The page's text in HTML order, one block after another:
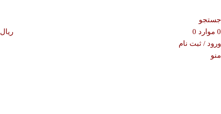
جستجو
0 موارد 0
ریال
ورود / ثبت نام
منو